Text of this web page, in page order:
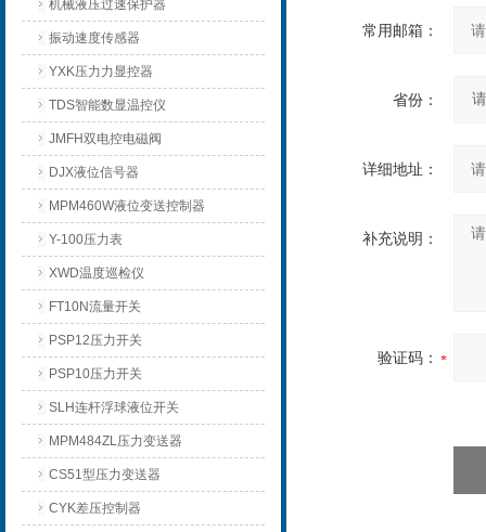
机械液压过速保护器
振动速度传感器
YXK压力力显控器
TDS智能数显温控仪
JMFH双电控电磁阀
DJX液位信号器
MPM460W液位变送控制器
Y-100压力表
XWD温度巡检仪
FT10N流量开关
PSP12压力开关
PSP10压力开关
SLH连杆浮球液位开关
MPM484ZL压力变送器
CS51型压力变送器
CYK差压控制器
常用邮箱：
省份：
详细地址：
补充说明：
验证码：